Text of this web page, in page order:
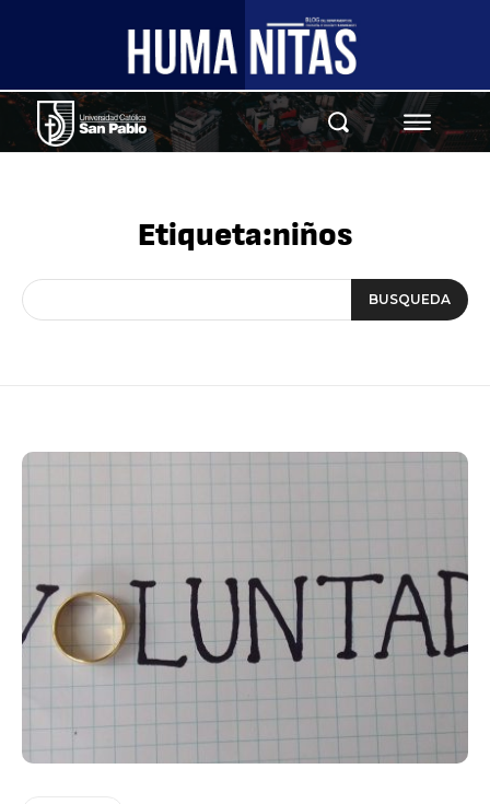
Etiqueta:niños
BUSQUEDA